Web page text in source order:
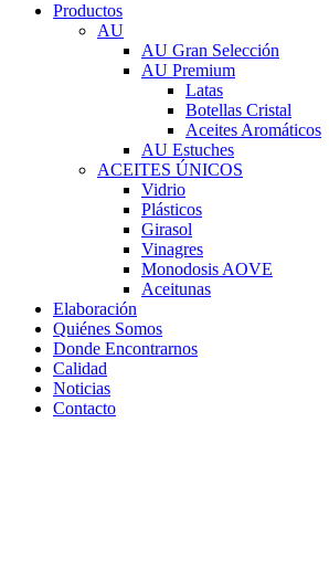
Productos
AU
AU Gran Selección
AU Premium
Latas
Botellas Cristal
Aceites Aromáticos
AU Estuches
ACEITES ÚNICOS
Vidrio
Plásticos
Girasol
Vinagres
Monodosis AOVE
Aceitunas
Elaboración
Quiénes Somos
Donde Encontrarnos
Calidad
Noticias
Contacto